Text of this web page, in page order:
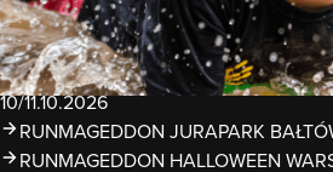
RUNMAGEDDON WROCŁAW
26/27.09.2026
RUNMAGEDDON WARSZAWA
10/11.10.2026
RUNMAGEDDON JURAPARK
RUNMAGEDDON HALLOWEEN